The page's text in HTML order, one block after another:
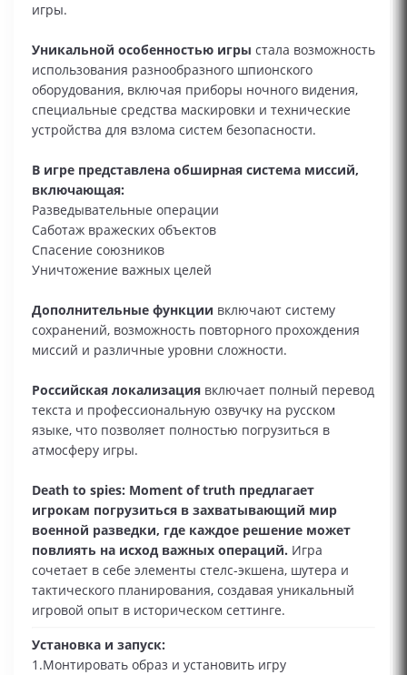
игры.
Уникальной особенностью игры стала возможность
использования разнообразного шпионского
оборудования, включая приборы ночного видения,
специальные средства маскировки и технические
устройства для взлома систем безопасности.
В игре представлена обширная система миссий,
включающая:
Разведывательные операции
Саботаж вражеских объектов
Спасение союзников
Уничтожение важных целей
Дополнительные функции включают систему
сохранений, возможность повторного прохождения
миссий и различные уровни сложности.
Российская локализация включает полный перевод
текста и профессиональную озвучку на русском
языке, что позволяет полностью погрузиться в
атмосферу игры.
Death to spies: Moment of truth предлагает
игрокам погрузиться в захватывающий мир
военной разведки, где каждое решение может
повлиять на исход важных операций. Игра
сочетает в себе элементы стелс-экшена, шутера и
тактического планирования, создавая уникальный
игровой опыт в историческом сеттинге.
Установка и запуск:
1.Монтировать образ и установить игру